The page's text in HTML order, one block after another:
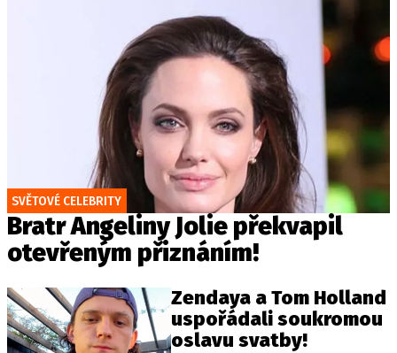
SVĚTOVÉ CELEBRITY
Bratr Angeliny Jolie překvapil
otevřeným přiznáním!
Zendaya a Tom Holland
uspořádali soukromou
oslavu svatby!